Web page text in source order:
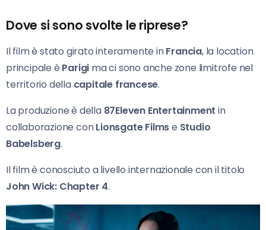
Dove si sono svolte le riprese?
Il film è stato girato interamente inFrancia, la location
principale è Parigi ma ci sono anche zone limitrofe nel
territorio della capitale francese.
La produzione è della 87Eleven Entertainmentin
collaborazione conLionsgate Filmse Studio
Babelsberg.
Il film è conosciuto a livello internazionale con il titolo
John Wick: Chapter 4.